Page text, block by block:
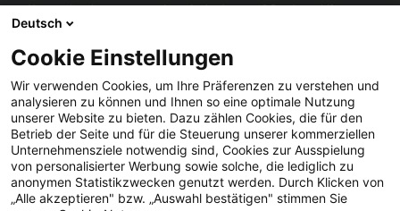
Vous recherchez un partenaire près de chez vous? Pas de problème
avec STIEBEL ELTRON.
Facebook YouTube LinkedIn
Deutsch
Cookie Einstellungen
Wir verwenden Cookies, um Ihre Präferenzen zu verstehen und
analysieren zu können und Ihnen so eine optimale Nutzung
unserer Website zu bieten. Dazu zählen Cookies, die für den
Betrieb der Seite und für die Steuerung unserer kommerziellen
Unternehmensziele notwendig sind, Cookies zur Ausspielung
von personalisierter Werbung sowie solche, die lediglich zu
anonymen Statistikzwecken genutzt werden. Durch Klicken von
„Alle akzeptieren" bzw. „Auswahl bestätigen" stimmen Sie